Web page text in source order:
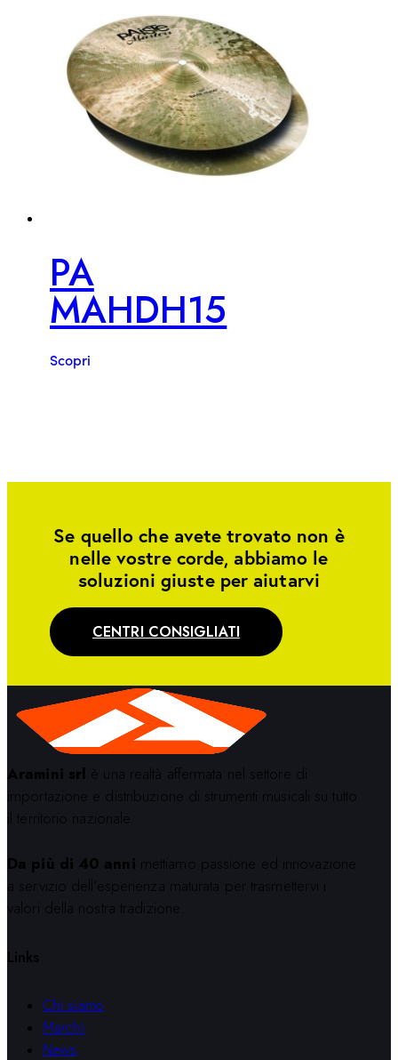
PA
MAHDH15
Scopri
Se quello che avete trovato non è
nelle vostre corde, abbiamo le
soluzioni giuste per aiutarvi
CENTRI CONSIGLIATI
Aramini srl è una realtà affermata nel settore di
importazione e distribuzione di strumenti musicali su tutto
il territorio nazionale.
Da più di 40 anni mettiamo passione ed innovazione
a servizio dell’esperienza maturata per trasmettervi i
valori della nostra tradizione.
Links
Chi siamo
Marchi
News